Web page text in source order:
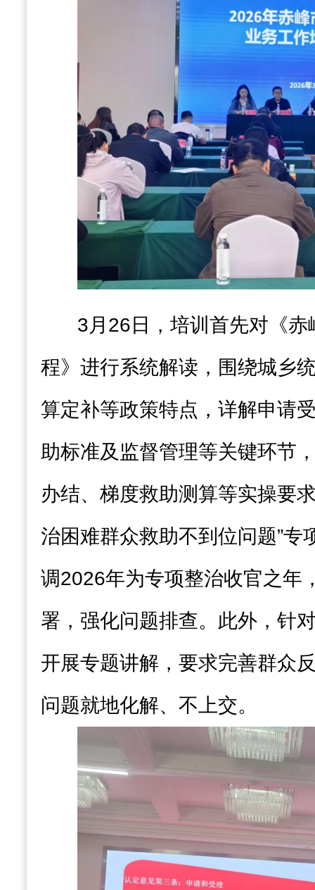
3月26日，培训首先对《
程》进行系统解读，围绕城乡
算定补等政策特点，详解申请
助标准及监督管理等关键环节
办结、梯度救助测算等实操要
治困难群众救助不到位问题”专
调2026年为专项整治收官之年
署，强化问题排查。此外，针
开展专题讲解，要求完善群众
问题就地化解、不上交。